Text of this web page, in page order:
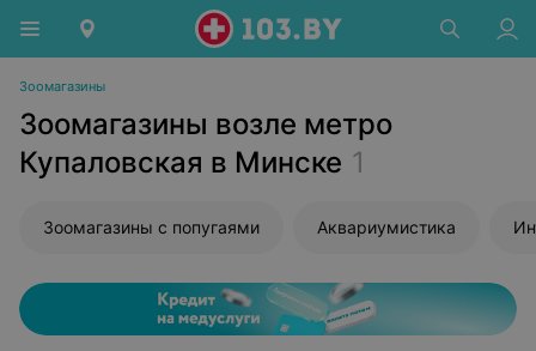
Зоомагазины
Зоомагазины возле метро
Купаловская в Минске 1
Зоомагазины с попугаями Аквариумистика